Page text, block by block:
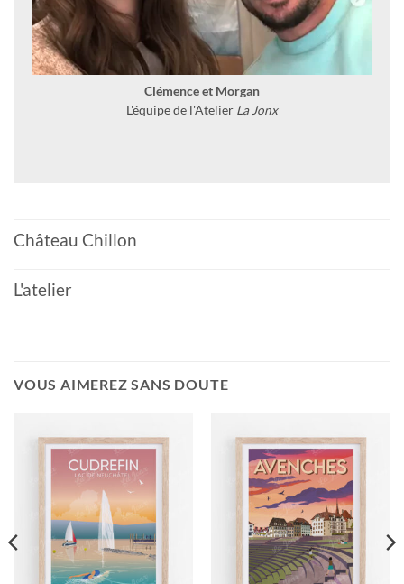
Clémence et Morgan
L'équipe de l'Atelier La Jonx
Château Chillon
L'atelier
VOUS AIMEREZ SANS DOUTE